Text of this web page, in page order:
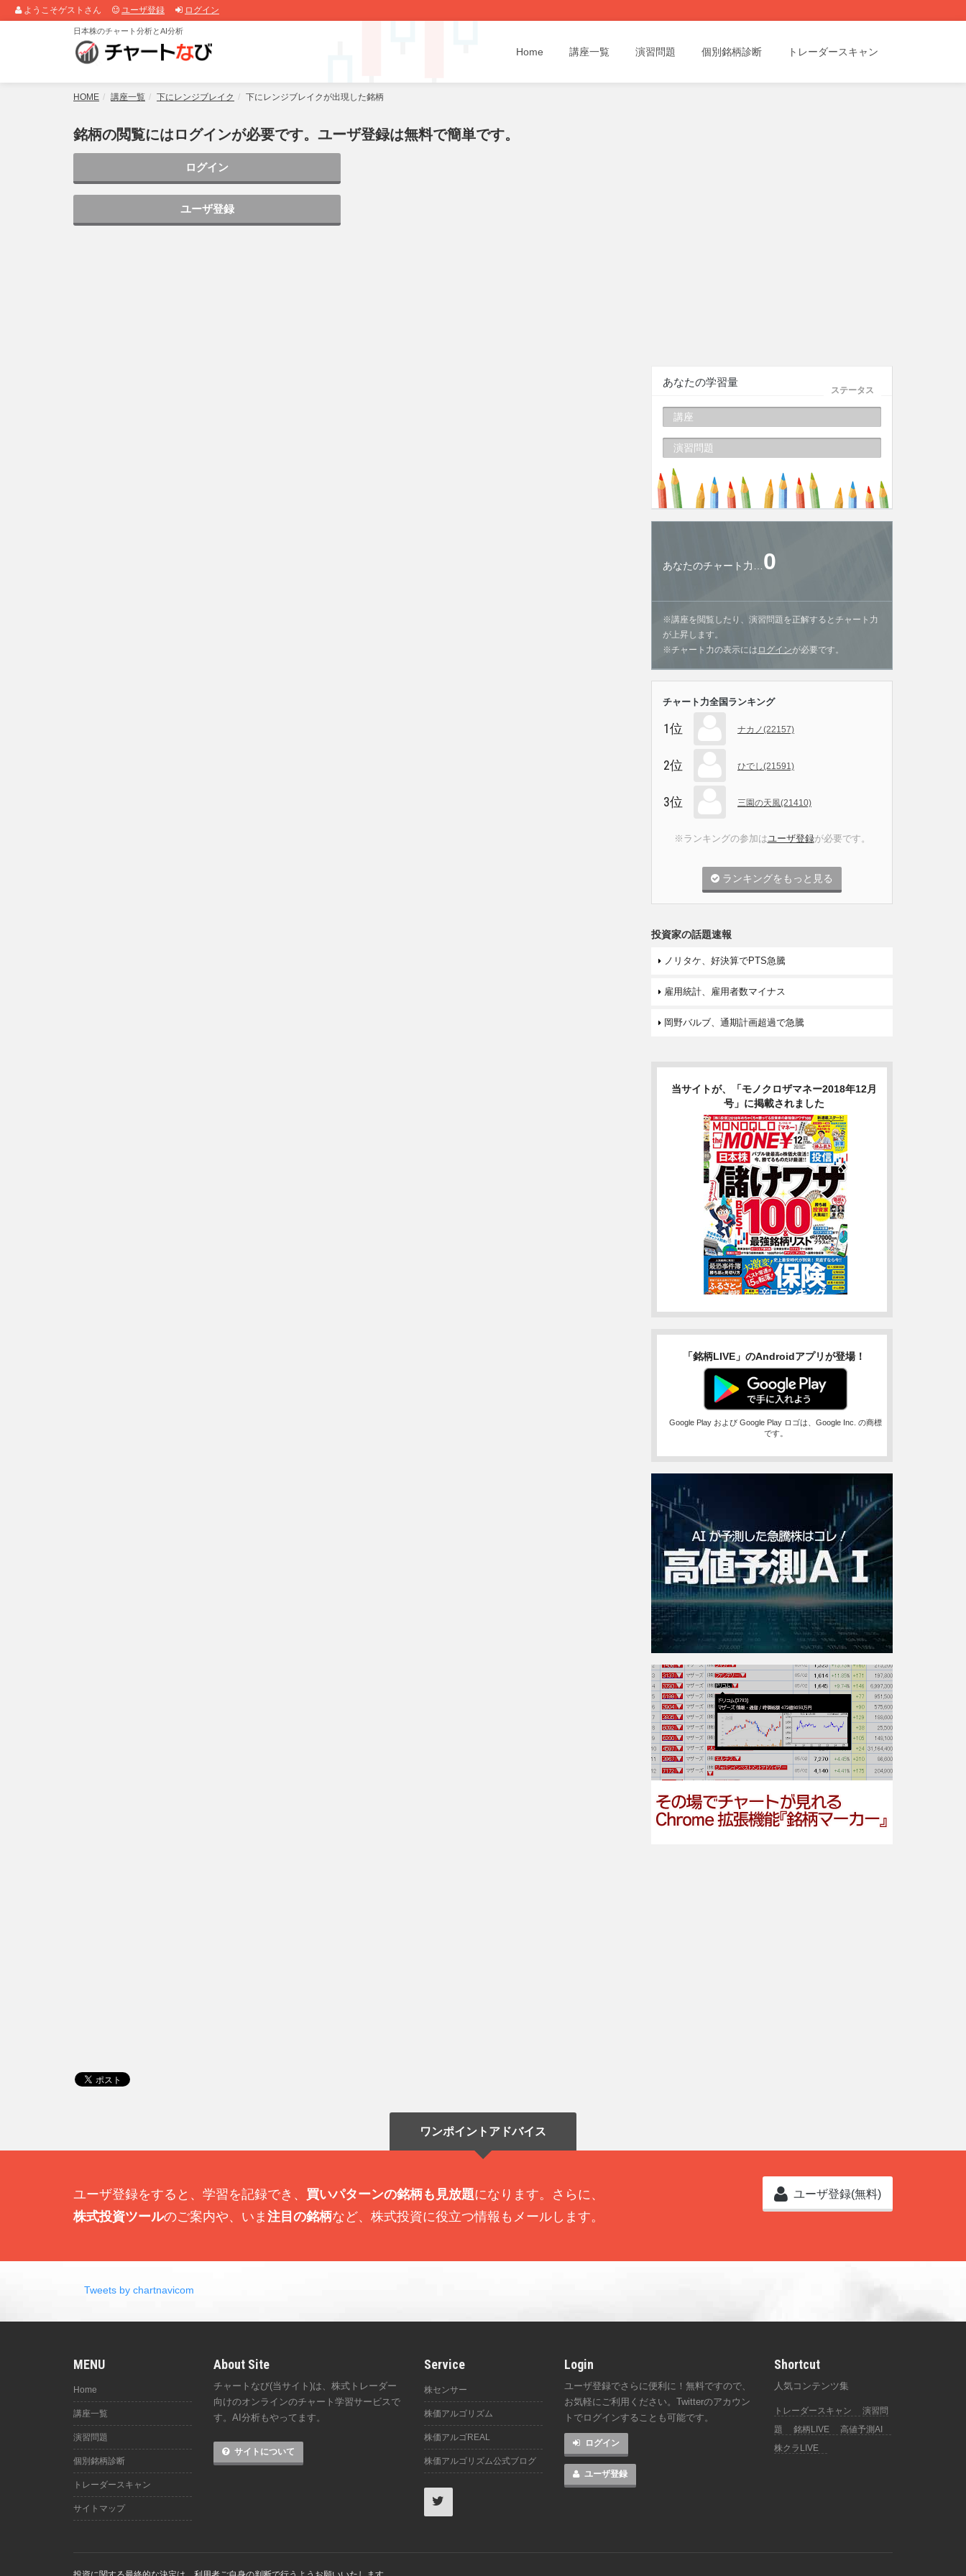
ようこそゲストさん ユーザ登録 ログイン
日本株のチャート分析とAI分析
Home 講座一覧 演習問題 個別銘柄診断 トレーダースキャン
HOME 講座一覧 下にレンジブレイク 下にレンジブレイクが出現した銘柄
銘柄の閲覧にはログインが必要です。ユーザ登録は無料で簡単です。
ログイン
ユーザ登録
ステータス
あなたの学習量
講座
演習問題
あなたのチャート力… 0
※講座を閲覧したり、演習問題を正解するとチャート力
が上昇します。
※チャート力の表示には ログインが必要です。
チャート力全国ランキング
1位 ナカノ(22157)
2位 ひでし(21591)
3位 三園の天風(21410)
※ランキングの参加はユーザ登録が必要です。
ランキングをもっと見る
投資家の話題速報
ノリタケ、好決算でPTS急騰
雇用統計、雇用者数マイナス
岡野バルブ、通期計画超過で急騰
当サイトが、「モノクロザマネー2018年12月
号」に掲載されました
「銘柄LIVE」のAndroidアプリが登場！
Google Play および Google Play ロゴは、Google Inc. の商標
です。
ワンポイントアドバイス
ユーザ登録をすると、学習を記録でき、 買いパターンの銘柄も見放題になります。さらに、
株式投資ツールのご案内や、いま 注目の銘柄など、株式投資に役立つ情報もメールします。
ユーザ登録(無料)
Tweets by chartnavicom
MENU
Home
講座一覧
演習問題
個別銘柄診断
トレーダースキャン
サイトマップ
About Site
チャートなび(当サイト)は、株式トレーダー
向けのオンラインのチャート学習サービスで
す。AI分析もやってます。
サイトについて
Service
株センサー
株価アルゴリズム
株価アルゴREAL
株価アルゴリズム公式ブログ
Login
ユーザ登録でさらに便利に！無料ですので、
お気軽にご利用ください。Twitterのアカウン
トでログインすることも可能です。
ログイン
ユーザ登録
Shortcut
人気コンテンツ集
トレーダースキャン
演習問
題
銘柄LIVE
高値予測AI
株クラLIVE